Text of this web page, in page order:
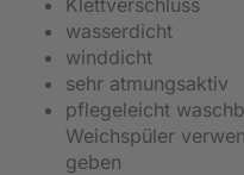
wasserdicht
winddicht
sehr atmungsaktiv
pflegeleicht
Weichspüler
geben